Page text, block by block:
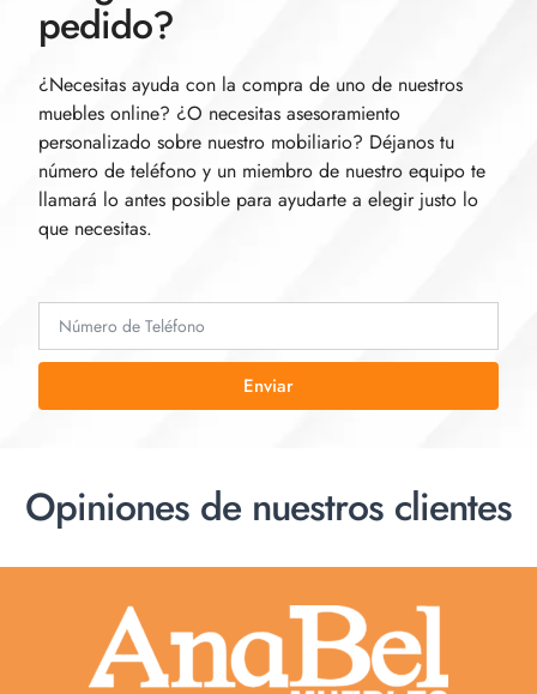
pedido?
¿Necesitas ayuda con la compra de uno de nuestros
muebles online? ¿O necesitas asesoramiento
personalizado sobre nuestro mobiliario? Déjanos tu
número de teléfono y un miembro de nuestro equipo te
llamará lo antes posible para ayudarte a elegir justo lo
que necesitas.
Enviar
Opiniones de nuestros clientes